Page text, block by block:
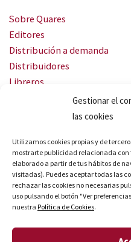
Gestionar el
las cookies
Utilizamos cookies propias y de
mostrarte publicidad relacionada con
elaborado a partir de tus hábitos de
visitadas). Puedes aceptar todas las
rechazar las cookies no necesarias
uso pulsando el botón "Ver
nuestra Política de Cookies.
Sobre Quares
Editores
Distribución a demanda
Distribuidores
Libreros
Servicio Landingweb
Crea tu audiobook